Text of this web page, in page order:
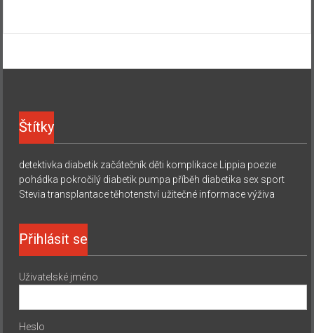
Štítky
detektivka diabetik začátečník děti komplikace Lippia poezie
pohádka pokročilý diabetik pumpa příběh diabetika sex sport
Stevia transplantace těhotenství užitečné informace výživa
Přihlásit se
Uživatelské jméno
Heslo